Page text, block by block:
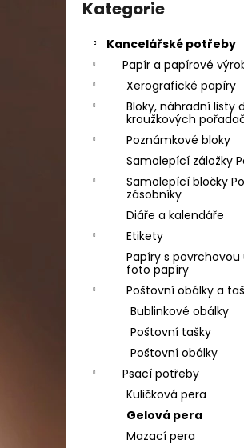
kategorie
Kategorie
Kancelářské potřeby
Papír a papírové
Xerografické papíry
Bloky, náhradní listy
kroužkových
Poznámkové bloky
Samolepící záložky
Samolepící bločky
zásobníky
Diáře a kalendáře
Etikety
Papíry s povrchovou
foto papíry
Poštovní obálky a
Bublinkové obálky
Poštovní tašky
Poštovní obálky
Psací potřeby
Kuličková pera
Gelová pera
Mazací pera
DAHLE LAMINÁTOR 70103,
Původně:2 667 Kč